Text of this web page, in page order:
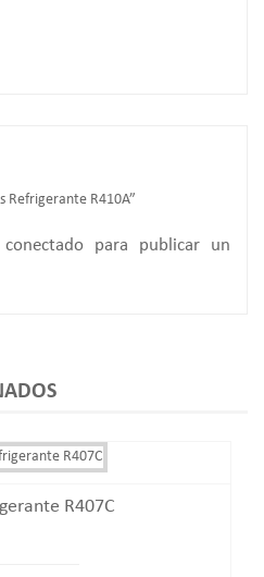
Refrigerante R410A”
conectado para publicar un
R407C